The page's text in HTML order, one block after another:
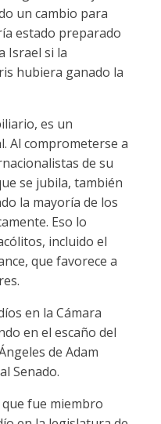
un cambio para
estado preparado
Israel si la
hubiera ganado la
es un
Al comprometerse a
de su
se jubila, también
la mayoría de los
Eso lo
incluido el
que favorece a
en la Cámara
en el escaño del
de Adam
Senado.
fue miembro